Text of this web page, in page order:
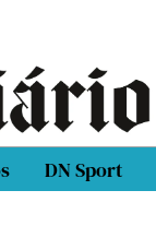
DN Sport